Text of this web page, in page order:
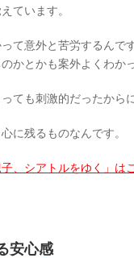
ています。
て意外と苦労するん
かとかも案外よくわか
ても刺激的だったから
に残るものなんです。
、シアトルをゆく」は
安心感